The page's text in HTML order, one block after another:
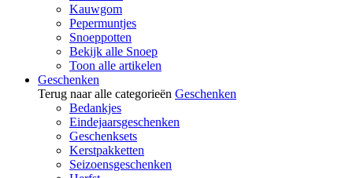
Kauwgom
Pepermuntjes
Snoeppotten
Bekijk alle Snoep
Toon alle artikelen
Geschenken
Terug naar alle categorieën Geschenken
Bedankjes
Eindejaarsgeschenken
Geschenksets
Kerstpakketten
Seizoensgeschenken